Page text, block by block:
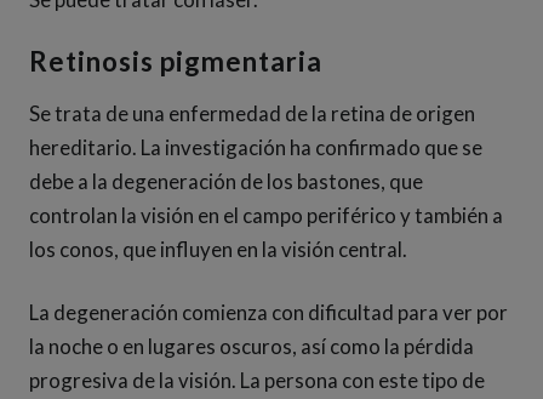
Retinosis pigmentaria
Se trata de una enfermedad de la retina de origen
hereditario. La investigación ha confirmado que se
debe a la degeneración de los bastones, que
controlan la visión en el campo periférico y también a
los conos, que influyen en la visión central.
La degeneración comienza con dificultad para ver por
la noche o en lugares oscuros, así como la pérdida
progresiva de la visión. La persona con este tipo de